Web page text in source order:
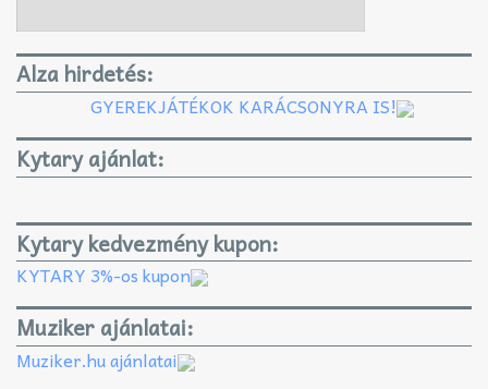
Alza hirdetés:
GYEREKJÁTÉKOK KARÁCSONYRA IS!
Kytary ajánlat:
Kytary kedvezmény kupon:
KYTARY 3%-os kupon
Muziker ajánlatai:
Muziker.hu ajánlatai